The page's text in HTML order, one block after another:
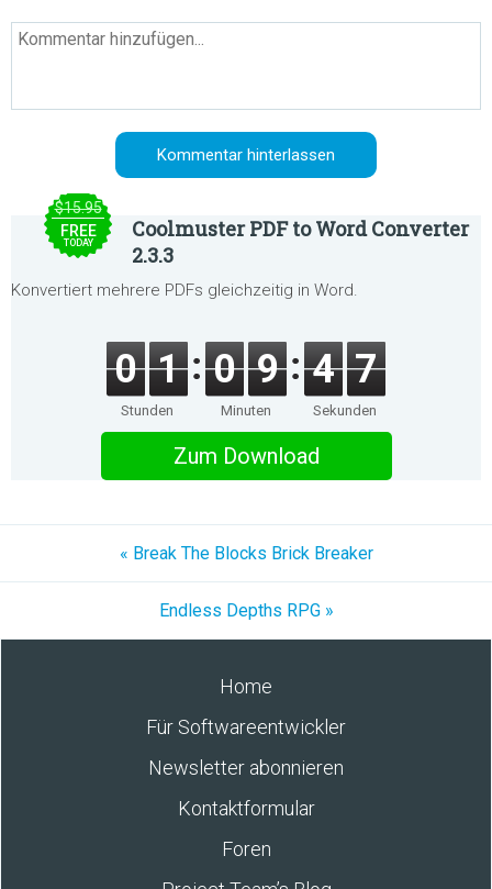
$15.95
FREE
TODAY
Coolmuster PDF to Word Converter
2.3.3
Konvertiert mehrere PDFs gleichzeitig in Word.
0 1
Stunden
0 9
Minuten
4 6
Sekunden
Zum Download
« Break The Blocks Brick Breaker
Endless Depths RPG »
Home
Für Softwareentwickler
Newsletter abonnieren
Kontaktformular
Foren